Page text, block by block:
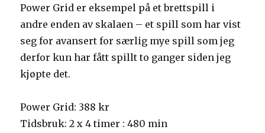
Power Grid er eksempel på et brettspill i
andre enden av skalaen – et spill som har vist
seg for avansert for særlig mye spill som jeg
derfor kun har fått spillt to ganger siden jeg
kjøpte det.
Power Grid: 388 kr
Tidsbruk: 2 x 4 timer : 480 min